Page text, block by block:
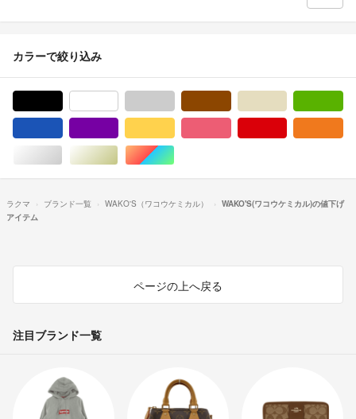
カラーで絞り込み
シルバー/銀色系ゴールド/金色系マルチカラー
ラクマ ブランド一覧 WAKO'S（ワコウケミカル）
WAKO'S(ワコウケミカル)の値下げ
アイテム
ページの上へ戻る
注目ブランド一覧